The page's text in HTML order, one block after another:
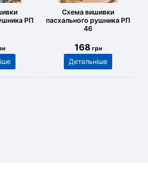
РП
Схема вишивки
пасхального рушника РП
46
168 грн
Детальніше